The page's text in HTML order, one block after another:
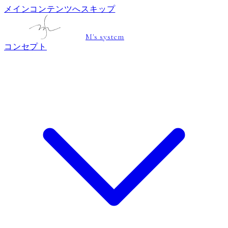
メインコンテンツへスキップ
M's system
コンセプト